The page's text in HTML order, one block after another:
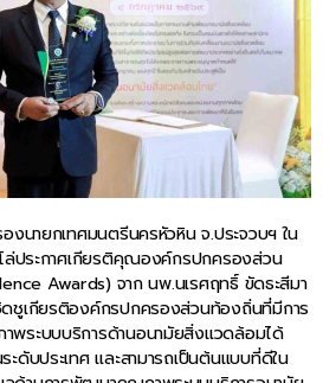
นายกเทศมนตรีนครหัวหิน จ.ประจวบฯ ใน
ล่ประกาศเกียรติคุณองค์กรปกครองส่วน
Awards) จาก นพ.นเรศฤทธิ์ ขัดธะสีมา
ชูเกียรติองค์กรปกครองส่วนท้องถิ่นที่มีการ
พระบบบริการด้านอนามัยสิ่งแวดล้อมได้
ดับประเทศ และสามารถเป็นต้นแบบที่ดีใน